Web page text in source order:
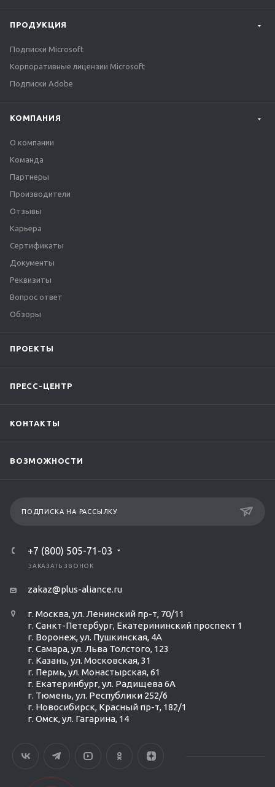
ПРОДУКЦИЯ
Подписки Microsoft
Корпоративные лицензии Microsoft
Подписки Adobe
КОМПАНИЯ
О компании
Команда
Партнеры
Производители
Отзывы
Карьера
Сертификаты
Документы
Реквизиты
Вопрос ответ
Обзоры
ПРОЕКТЫ
ПРЕСС-ЦЕНТР
КОНТАКТЫ
ВОЗМОЖНОСТИ
ПОДПИСКА НА РАССЫЛКУ
+7 (800) 505-71-03
ЗАКАЗАТЬ ЗВОНОК
zakaz@plus-aliance.ru
г. Москва, ул. Ленинский пр-т, 70/11
г. Санкт-Петербург, Екатерининский проспект 1
г. Воронеж, ул. Пушкинская, 4А
г. Самара, ул. Льва Толстого, 123
г. Казань, ул. Московская, 31
г. Пермь, ул. Монастырская, 61
г. Екатеринбург, ул. Радищева 6А
г. Тюмень, ул. Республики 252/6
г. Новосибирск, Красный пр-т, 182/1
г. Омск, ул. ​Гагарина, 14